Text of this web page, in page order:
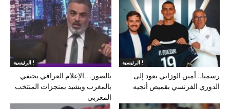
الرئيسية !
بالصور. ..الإعلام العراقي يحتفي
بالمغرب ويشيد بمنجزات المنتخب
المغربي
الرئيسية !
رسميا.. أمين الوزاني يعود إلى
الدوري الفرنسي بقميص أنجيه